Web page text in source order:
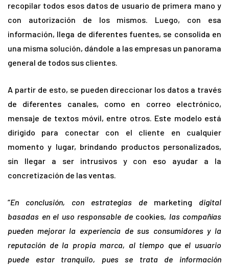
recopilar todos esos datos de usuario de primera mano y
con autorización de los mismos. Luego, con esa
información, llega de diferentes fuentes, se consolida en
una misma solución, dándole a las empresas un panorama
general de todos sus clientes.
A partir de esto, se pueden direccionar los datos a través
de diferentes canales, como en correo electrónico,
mensaje de textos móvil, entre otros. Este modelo está
dirigido para conectar con el cliente en cualquier
momento y lugar, brindando productos personalizados,
sin llegar a ser intrusivos y con eso ayudar a la
concretización de las ventas.
“En conclusión, con estrategias de marketing digital
basadas en el uso responsable de cookies, las compañías
pueden mejorar la experiencia de sus consumidores y la
reputación de la propia marca, al tiempo que el usuario
puede estar tranquilo, pues se trata de información